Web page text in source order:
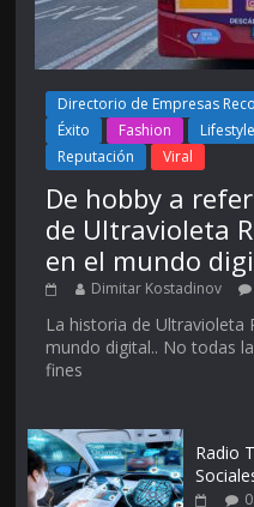
Directorio de Empresas
Éxito
Fashion Lifestyle
Reputación
Viral
De hobby a
de Ultravioleta
en el mundo
Dimitar Kostadinov
La historia de Ultravioleta
mundo digital.. No todas
fines
Radio
0